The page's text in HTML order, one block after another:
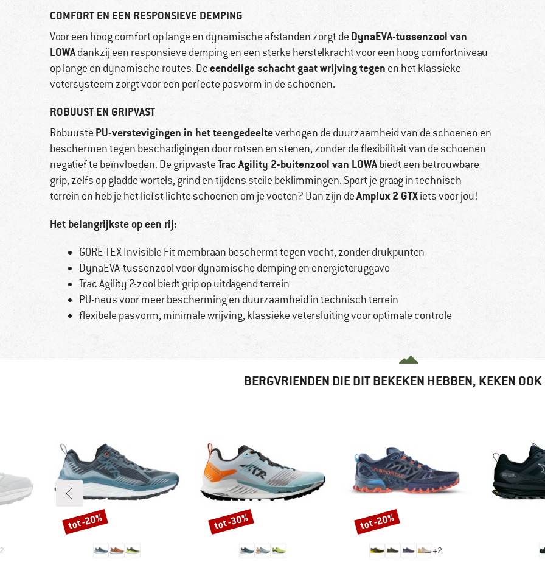
COMFORT EN EEN RESPONSIEVE DEMPING
Voor een hoog comfort op lange en dynamische afstanden zorgt de DynaEVA-tussenzool van
LOWAdankzij een responsieve demping en een sterke herstelkracht voor een hoog comfortniveau
op lange en dynamische routes. Deeendelige schacht gaat wrijving tegen en het klassieke
vetersysteem zorgt voor een perfecte pasvorm in de schoenen.
ROBUUST EN GRIPVAST
Robuuste PU-verstevigingen in het teengedeelteverhogen de duurzaamheid van de schoenen en
beschermen tegen beschadigingen door rotsen en stenen, zonder de flexibiliteit van de schoenen
negatief te beïnvloeden. De gripvasteTrac Agility 2-buitenzool van LOWAbiedt een betrouwbare
grip, zelfs op gladde wortels, grind en tijdens steile beklimmingen. Sport je graag in technisch
terrein en heb je het liefst lichte schoenen om je voeten? Dan zijn deAmplux 2 GTXiets voor jou!
Het belangrijkste op een rij:
GORE-TEX Invisible Fit-membraan beschermt tegen vocht, zonder drukpunten
DynaEVA-tussenzool voor dynamische demping en energieteruggave
Trac Agility 2-zool biedt grip op uitdagend terrein
PU-neus voor meer bescherming en duurzaamheid in technisch terrein
flexibele pasvorm, minimale wrijving, klassieke vetersluiting voor optimale controle
BERGVRIENDEN DIE DIT BEKEKEN HEBBEN, KEKEN OOK
2
Korting
tot -20% Korting
tot -30%
+2
Korting
tot -20%